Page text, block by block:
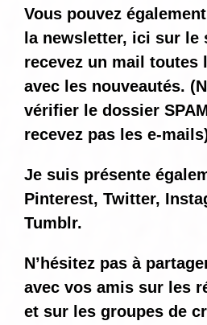
Vous pouvez
la newsletter, ici sur le
recevez un mail toutes
avec les nouveautés.
vérifier le dossier
recevez pas les e-
Je suis présente
Pinterest, Twitter,
Tumblr.
N’hésitez pas à
avec vos amis sur les
et sur les groupes de